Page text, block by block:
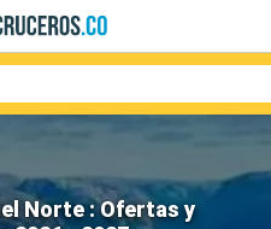
Norte : Ofertas y